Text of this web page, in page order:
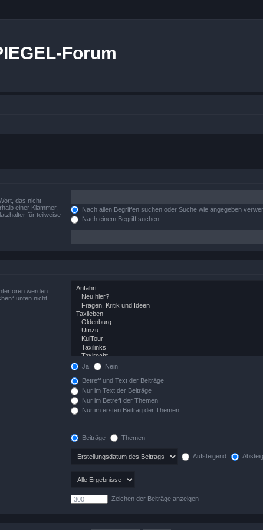
Forum
das nicht
einer Klammer,
für teilweise
Nach allen Begriffen suchen oder Suche wie angegeben
Nach einem Begriff suchen
werden
unten nicht
Ja Nein
Betreff und Text der Beiträge
Nur im Text der Beiträge
Nur im Betreff der Themen
Nur im ersten Beitrag der Themen
Beiträge Themen
Aufsteigend
Zeichen der Beiträge anzeigen